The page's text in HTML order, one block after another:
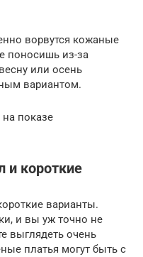
ворвутся кожаные
поносишь из-за
или осень
вариантом.
показе
и короткие
варианты.
и вы уж точно не
выглядеть очень
платья могут быть с